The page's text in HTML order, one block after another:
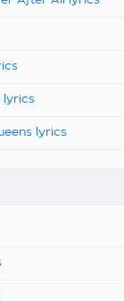
lyrics
lyrics